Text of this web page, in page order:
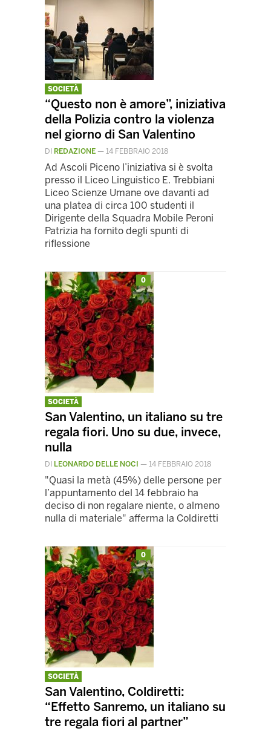
SOCIETÀ
“Questo non è amore”, iniziativa
della Polizia contro la violenza
nel giorno di San Valentino
DI REDAZIONE — 14 FEBBRAIO 2018
Ad Ascoli Piceno l’iniziativa si è svolta
presso il Liceo Linguistico E. Trebbiani
Liceo Scienze Umane ove davanti ad
una platea di circa 100 studenti il
Dirigente della Squadra Mobile Peroni
Patrizia ha fornito degli spunti di
riflessione
0
SOCIETÀ
San Valentino, un italiano su tre
regala fiori. Uno su due, invece,
nulla
DI LEONARDO DELLE NOCI — 14 FEBBRAIO 2018
"Quasi la metà (45%) delle persone per
l’appuntamento del 14 febbraio ha
deciso di non regalare niente, o almeno
nulla di materiale" afferma la Coldiretti
0
SOCIETÀ
San Valentino, Coldiretti:
“Effetto Sanremo, un italiano su
tre regala fiori al partner”